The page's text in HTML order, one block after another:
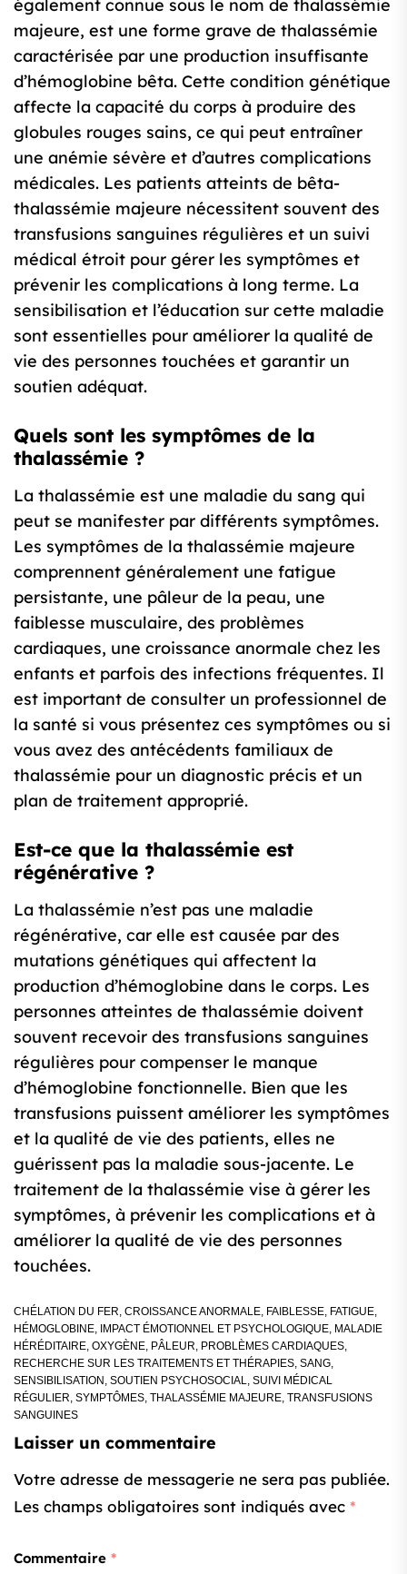
également connue sous le nom de thalassémie
majeure, est une forme grave de thalassémie
caractérisée par une production insuffisante
d’hémoglobine bêta. Cette condition génétique
affecte la capacité du corps à produire des
globules rouges sains, ce qui peut entraîner
une anémie sévère et d’autres complications
médicales. Les patients atteints de bêta-
thalassémie majeure nécessitent souvent des
transfusions sanguines régulières et un suivi
médical étroit pour gérer les symptômes et
prévenir les complications à long terme. La
sensibilisation et l’éducation sur cette maladie
sont essentielles pour améliorer la qualité de
vie des personnes touchées et garantir un
soutien adéquat.
Quels sont les symptômes de la
thalassémie ?
La thalassémie est une maladie du sang qui
peut se manifester par différents symptômes.
Les symptômes de la thalassémie majeure
comprennent généralement une fatigue
persistante, une pâleur de la peau, une
faiblesse musculaire, des problèmes
cardiaques, une croissance anormale chez les
enfants et parfois des infections fréquentes. Il
est important de consulter un professionnel de
la santé si vous présentez ces symptômes ou si
vous avez des antécédents familiaux de
thalassémie pour un diagnostic précis et un
plan de traitement approprié.
Est-ce que la thalassémie est
régénérative ?
La thalassémie n’est pas une maladie
régénérative, car elle est causée par des
mutations génétiques qui affectent la
production d’hémoglobine dans le corps. Les
personnes atteintes de thalassémie doivent
souvent recevoir des transfusions sanguines
régulières pour compenser le manque
d’hémoglobine fonctionnelle. Bien que les
transfusions puissent améliorer les symptômes
et la qualité de vie des patients, elles ne
guérissent pas la maladie sous-jacente. Le
traitement de la thalassémie vise à gérer les
symptômes, à prévenir les complications et à
améliorer la qualité de vie des personnes
touchées.
CHÉLATION DU FER, CROISSANCE ANORMALE, FAIBLESSE, FATIGUE,
HÉMOGLOBINE, IMPACT ÉMOTIONNEL ET PSYCHOLOGIQUE, MALADIE
HÉRÉDITAIRE, OXYGÈNE, PÂLEUR, PROBLÈMES CARDIAQUES,
RECHERCHE SUR LES TRAITEMENTS ET THÉRAPIES, SANG,
SENSIBILISATION , SOUTIEN PSYCHOSOCIAL, SUIVI MÉDICAL
RÉGULIER, SYMPTÔMES, THALASSÉMIE MAJEURE, TRANSFUSIONS
SANGUINES
Laisser un commentaire
Votre adresse de messagerie ne sera pas publiée.
Les champs obligatoires sont indiqués avec *
Commentaire *